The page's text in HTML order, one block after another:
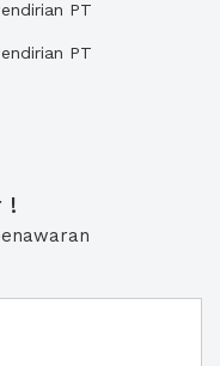
PT
PT
!